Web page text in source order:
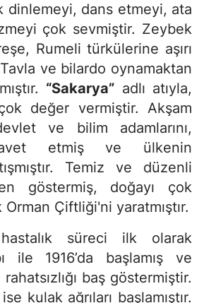
dinlemeyi, dans etmeyi, ata
çok sevmiştir. Zeybek
Rumeli türkülerine aşırı
ve bilardo oynamaktan
“Sakarya” adlı atıyla,
değer vermiştir. Akşam
ve bilim adamlarını,
etmiş ve ülkenin
Temiz ve düzenli
göstermiş, doğayı çok
Çiftliği'ni yaratmıştır.
astalık süreci ilk olarak
ile 1916’da başlamış ve
baş göstermiştir.
kulak ağrıları başlamıştır.